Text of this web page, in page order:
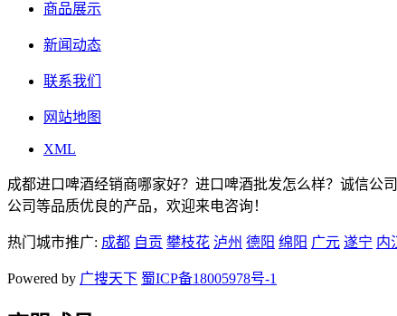
商品展示
新闻动态
联系我们
网站地图
XML
成都进口啤酒经销商哪家好？进口啤酒批发怎么样？诚信公
公司等品质优良的产品，欢迎来电咨询！
热门城市推广: 成都 自贡 攀枝花 泸州 德阳 绵阳 广元 遂宁 内
Powered by 广搜天下 蜀ICP备18005978号-1